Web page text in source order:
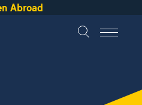
Abroad